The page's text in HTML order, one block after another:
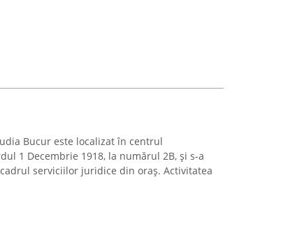
Bucur este localizat în centrul
1 Decembrie 1918, la numărul 2B, și s-a
serviciilor juridice din oraș. Activitatea